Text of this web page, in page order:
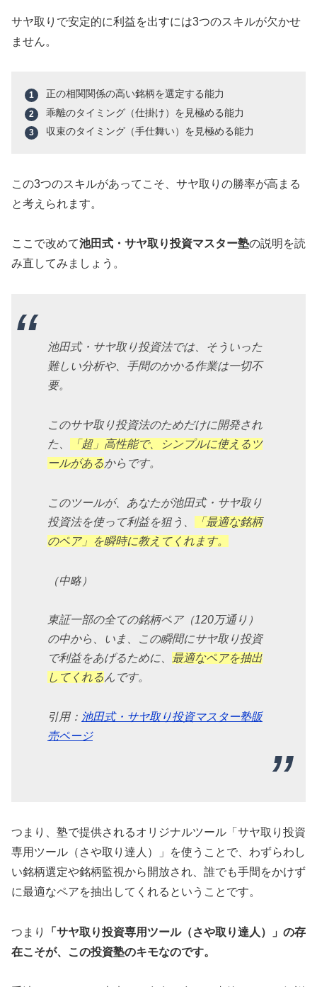
サヤ取りで安定的に利益を出すには3つのスキルが欠かせ
ません。
正の相関関係の高い銘柄を選定する能力
乖離のタイミング（仕掛け）を見極める能力
収束のタイミング（手仕舞い）を見極める能力
この3つのスキルがあってこそ、サヤ取りの勝率が高まる
と考えられます。
ここで改めて池田式・サヤ取り投資マスター塾の説明を読
み直してみましょう。
池田式・サヤ取り投資法では、そういった
難しい分析や、手間のかかる作業は一切不
要。
このサヤ取り投資法のためだけに開発され
た、
「超」高性能で、シンプルに使えるツ
ールがあるからです。
このツールが、あなたが池田式・サヤ取り
投資法を使って利益を狙う、
「最適な銘柄
のペア」を瞬時に教えてくれます。
（中略）
東証一部の全ての銘柄ペア（120万通り）
の中から、いま、この瞬間にサヤ取り投資
で利益をあげるために、
最適なペアを抽出
してくれるんです。
引用： 池田式・サヤ取り投資マスター塾販
売ページ
つまり、塾で提供されるオリジナルツール「サヤ取り投資
専用ツール（さや取り達人）」を使うことで、わずらわし
い銘柄選定や銘柄監視から開放され、誰でも手間をかけず
に最適なペアを抽出してくれるということです。
つまり
「サヤ取り投資専用ツール（さや取り達人）」の存
在こそが、この投資塾のキモなのです。